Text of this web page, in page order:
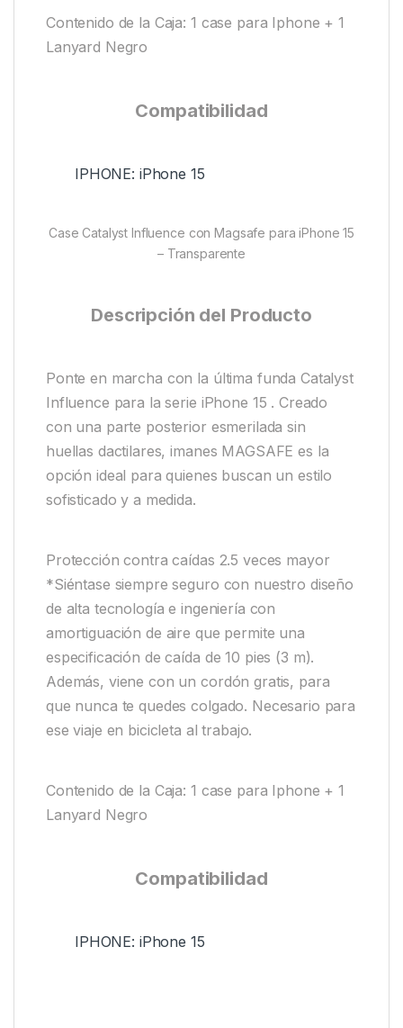
Contenido de la Caja: 1 case para Iphone + 1
Lanyard Negro
Compatibilidad
IPHONE: iPhone 15
Case Catalyst Influence con Magsafe para iPhone 15
– Transparente
Descripción del Producto
Ponte en marcha con la última funda Catalyst
Influence para la serie iPhone 15 . Creado
con una parte posterior esmerilada sin
huellas dactilares, imanes MAGSAFE es la
opción ideal para quienes buscan un estilo
sofisticado y a medida.
Protección contra caídas 2.5 veces mayor
*Siéntase siempre seguro con nuestro diseño
de alta tecnología e ingeniería con
amortiguación de aire que permite una
especificación de caída de 10 pies (3 m).
Además, viene con un cordón gratis, para
que nunca te quedes colgado. Necesario para
ese viaje en bicicleta al trabajo.
Contenido de la Caja: 1 case para Iphone + 1
Lanyard Negro
Compatibilidad
IPHONE: iPhone 15